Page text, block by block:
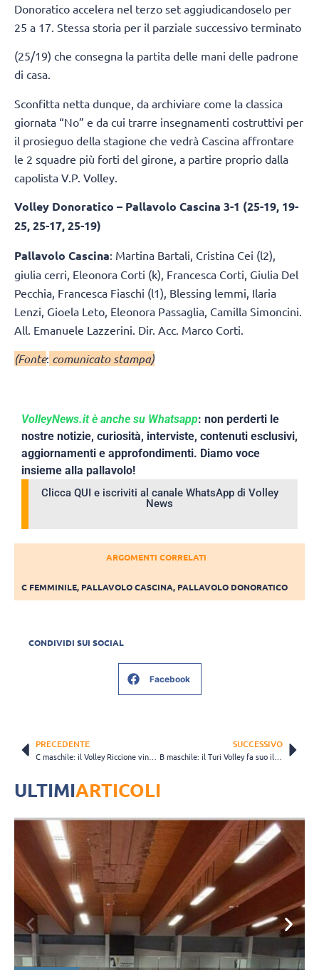
Donoratico accelera nel terzo set aggiudicandoselo per
25 a 17. Stessa storia per il parziale successivo terminato
(25/19) che consegna la partita delle mani delle padrone
di casa.
Sconfitta netta dunque, da archiviare come la classica
giornata “No” e da cui trarre insegnamenti costruttivi per
il prosieguo della stagione che vedrà Cascina affrontare
le 2 squadre più forti del girone, a partire proprio dalla
capolista V.P. Volley.
Volley Donoratico – Pallavolo Cascina 3-1 (25-19, 19-
25, 25-17, 25-19)
Pallavolo Cascina: Martina Bartali, Cristina Cei (l2),
giulia cerri, Eleonora Corti (k), Francesca Corti, Giulia Del
Pecchia, Francesca Fiaschi (l1), Blessing lemmi, Ilaria
Lenzi, Gioela Leto, Eleonora Passaglia, Camilla Simoncini.
All. Emanuele Lazzerini. Dir. Acc. Marco Corti.
(Fonte: comunicato stampa)
VolleyNews.it è anche su Whatsapp: non perderti le
nostre notizie, curiosità, interviste, contenuti esclusivi,
aggiornamenti e approfondimenti. Diamo voce
insieme alla pallavolo!
Clicca QUI e iscriviti al canale WhatsApp di Volley
News
ARGOMENTI CORRELATI
C FEMMINILE, PALLAVOLO CASCINA, PALLAVOLO DONORATICO
CONDIVIDI SUI SOCIAL
Facebook
PRECEDENTE
C maschile: il Volley Riccione vince e vola momentaneamente in testa alla classifica
SUCCESSIVO
B maschile: il Turi Volley fa suo il derby contro Castellana
ULTIMIARTICOLI